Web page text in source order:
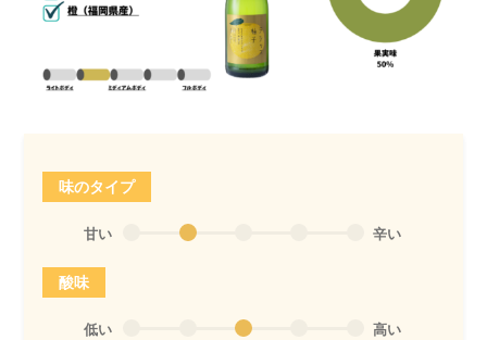
味のタイプ
甘い 辛い
酸味
低い 高い